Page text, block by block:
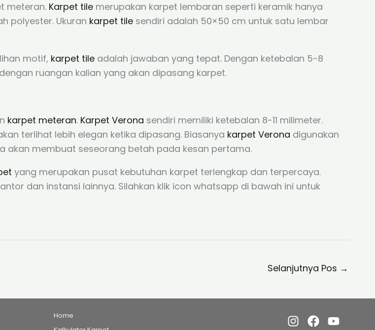
meteran. Karpet tile merupakan karpet lembaran seperti keramik hanya
polyester. Ukuran karpet tile sendiri adalah 50×50 cm untuk satu lembar
motif, karpet tile adalah jawaban yang tepat. Dengan ketebalan 5-8
ruangan kalian yang akan dipasang karpet.
karpet meteran. Karpet Verona sendiri memiliki ketebalan 8-11 milimeter.
terlihat lebih elegan ketika dipasang. Biasanya karpet Verona digunakan
akan membuat seseorang betah pada kesan pertama.
yang merupakan pusat kebutuhan karpet terlengkap dan terpercaya.
dan instansi lainnya. Silahkan klik icon whatsapp di bawah ini untuk
Selanjutnya Pos →
Home